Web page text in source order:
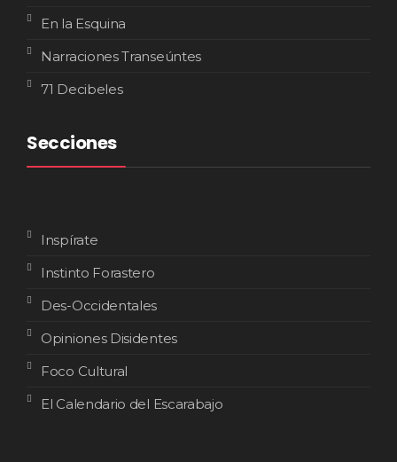
En la Esquina
Narraciones Transeúntes
71 Decibeles
Secciones
Inspírate
Instinto Forastero
Des-Occidentales
Opiniones Disidentes
Foco Cultural
El Calendario del Escarabajo